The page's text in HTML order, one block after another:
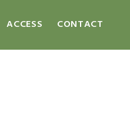
ACCESS CONTACT